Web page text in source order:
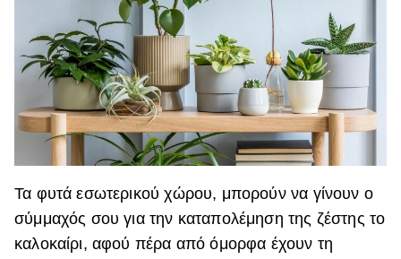
Market News
Τα φυτά εσωτερικού χώρου, μπορούν να γίνουν ο
σύμμαχός σου για την καταπολέμηση της ζέστης το
καλοκαίρι, αφού πέρα από όμορφα έχουν τη